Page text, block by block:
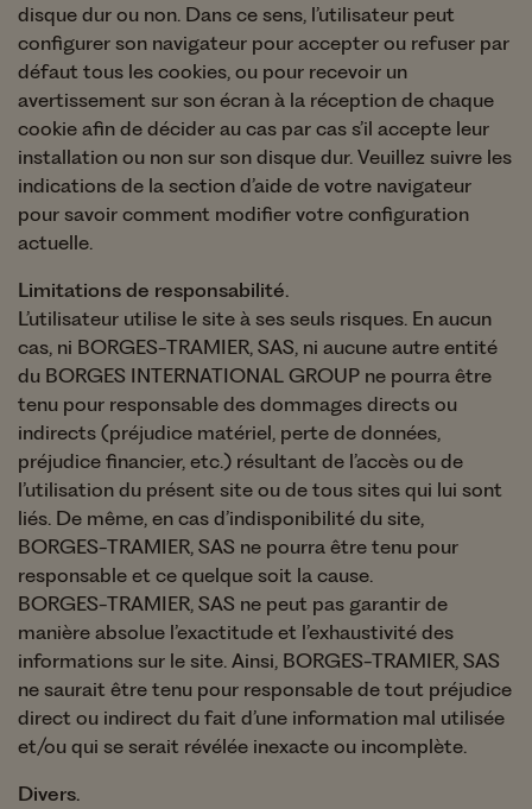
disque dur ou non. Dans ce sens, l’utilisateur peut
configurer son navigateur pour accepter ou refuser par
défaut tous les cookies, ou pour recevoir un
avertissement sur son écran à la réception de chaque
cookie afin de décider au cas par cas s’il accepte leur
installation ou non sur son disque dur. Veuillez suivre les
indications de la section d’aide de votre navigateur
pour savoir comment modifier votre configuration
actuelle.
Limitations de responsabilité.
L’utilisateur utilise le site à ses seuls risques. En aucun
cas, ni BORGES-TRAMIER, SAS, ni aucune autre entité
du BORGES INTERNATIONAL GROUP ne pourra être
tenu pour responsable des dommages directs ou
indirects (préjudice matériel, perte de données,
préjudice financier, etc.) résultant de l’accès ou de
l’utilisation du présent site ou de tous sites qui lui sont
liés. De même, en cas d’indisponibilité du site,
BORGES-TRAMIER, SAS ne pourra être tenu pour
responsable et ce quelque soit la cause.
BORGES-TRAMIER, SAS ne peut pas garantir de
manière absolue l’exactitude et l’exhaustivité des
informations sur le site. Ainsi, BORGES-TRAMIER, SAS
ne saurait être tenu pour responsable de tout préjudice
direct ou indirect du fait d’une information mal utilisée
et/ou qui se serait révélée inexacte ou incomplète.
Divers.